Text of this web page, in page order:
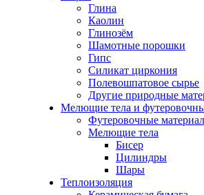
Глина
Каолин
Глинозём
Шамотные порошки
Гипс
Силикат циркония
Полевошпатовое сырье
Другие природные
Мелющие тела и
Футеровочные
Мелющие тела
Бисер
Цилиндры
Шары
Теплоизоляция